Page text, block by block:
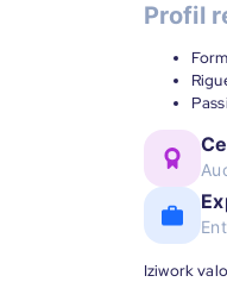
Profil
Iziwork